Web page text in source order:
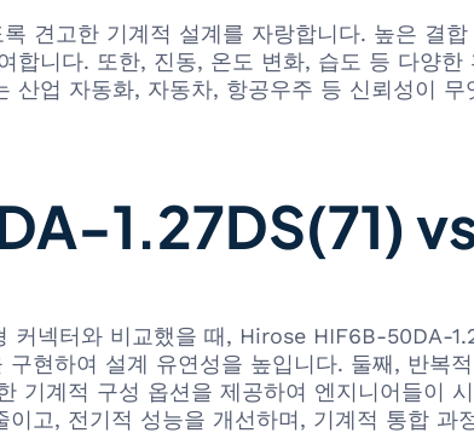
견고한 기계적 설계를 자랑합니다. 높은 결
합니다. 또한, 진동, 온도 변화, 습도 등 다양
산업 자동화, 자동차, 항공우주 등 신뢰성이
1.27DS(71)
넥터와 비교했을 때, Hirose HIF6B-50DA-
현하여 설계 유연성을 높입니다. 둘째, 반복
기계적 구성 옵션을 제공하여 엔지니어들이
고, 전기적 성능을 개선하며, 기계적 통합 과